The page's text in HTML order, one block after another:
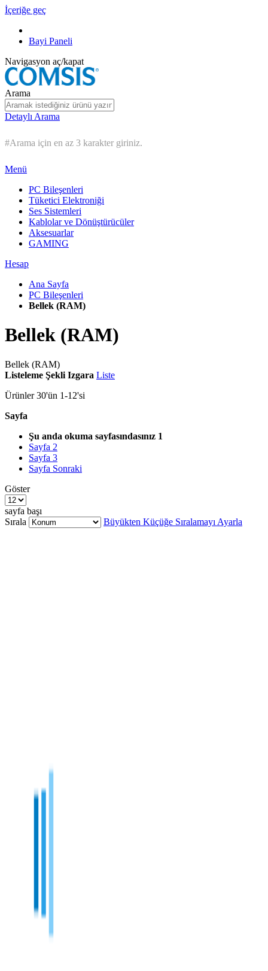
İçeriğe geç
Bayi Paneli
Navigasyon aç/kapat
Arama
Detaylı Arama
#Arama için en az 3 karakter giriniz.
Menü
PC Bileşenleri
Tüketici Elektroniği
Ses Sistemleri
Kablolar ve Dönüştürücüler
Aksesuarlar
GAMING
Hesap
Ana Sayfa
PC Bileşenleri
Bellek (RAM)
Bellek (RAM)
Bellek (RAM)
Listeleme Şekli Izgara Liste
Ürünler30'ün 1-12'si
Sayfa
Şu anda okuma sayfasındasınız 1
Sayfa 2
Sayfa 3
Sayfa Sonraki
Göster
sayfa başı
Sırala
Büyükten Küçüğe Sıralamayı Ayarla